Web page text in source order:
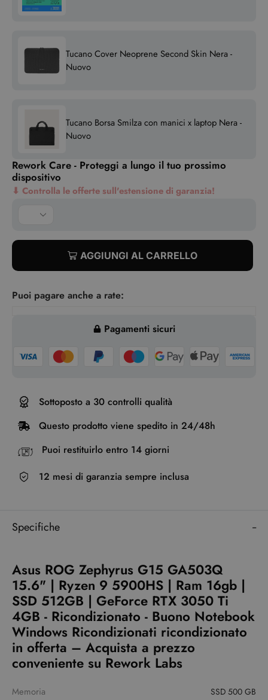
Tucano Cover Neoprene Second Skin Nera -
Nuovo
Tucano Borsa Smilza con manici x laptop Nera -
Nuovo
Rework Care - Proteggi a lungo il tuo prossimo
dispositivo
⬇ Controlla le offerte sull'estensione di garanzia!
AGGIUNGI AL CARRELLO
Puoi pagare anche a rate:
Pagamenti sicuri
Sottoposto a 30 controlli qualità
Questo prodotto viene spedito in 24/48h
Puoi restituirlo entro 14 giorni
12 mesi di garanzia sempre inclusa
Specifiche
Asus ROG Zephyrus G15 GA503Q
15.6" | Ryzen 9 5900HS | Ram 16gb |
SSD 512GB | GeForce RTX 3050 Ti
4GB - Ricondizionato - Buono Notebook
Windows Ricondizionati ricondizionato
in offerta – Acquista a prezzo
conveniente su Rework Labs
Memoria SSD 500 GB